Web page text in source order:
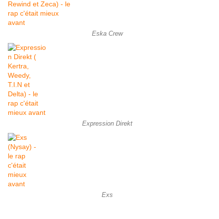
Eska Crew
Expression Direkt
Exs